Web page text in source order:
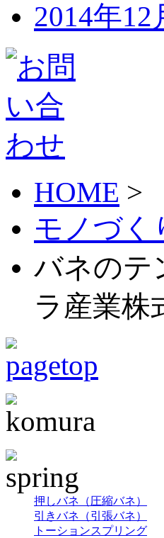
2014年12
HOME >
モノづく
バネのテ
ラ産業株
押しバネ（圧縮バネ）
引きバネ（引張バネ）
トーションスプリング